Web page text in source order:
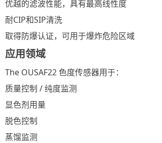
优越的滤波性能，具有最高线性度
耐CIP和SIP清洗
取得防爆认证，可用于爆炸危险区域
应用领域
The OUSAF22 色度传感器用于：
质量控制 / 纯度监测
显色剂用量
脱色控制
蒸馏监测